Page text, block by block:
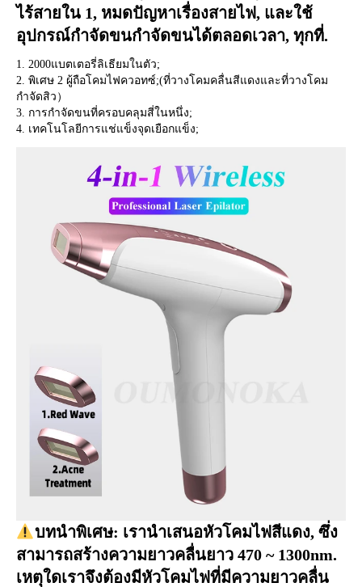
ไร้สายใน 1, หมดปัญหาเรื่องสายไฟ, และใช้
อุปกรณ์กำจัดขนกำจัดขนได้ตลอดเวลา, ทุกที่.
1. 2000แบตเตอรี่ลิเธียมในตัว;
2. พิเศษ 2 ผู้ถือโคมไฟควอทซ์;(ที่วางโคมคลื่นสีแดงและที่วางโคม
กำจัดสิว）
3. การกำจัดขนที่ครอบคลุมสี่ในหนึ่ง;
4. เทคโนโลยีการแช่แข็งจุดเยือกแข็ง;
บทนำพิเศษ: เรานำเสนอหัวโคมไฟสีแดง, ซึ่ง
สามารถสร้างความยาวคลื่นยาว 470 ~ 1300nm.
เหตุใดเราจึงต้องมีหัวโคมไฟที่มีความยาวคลื่น